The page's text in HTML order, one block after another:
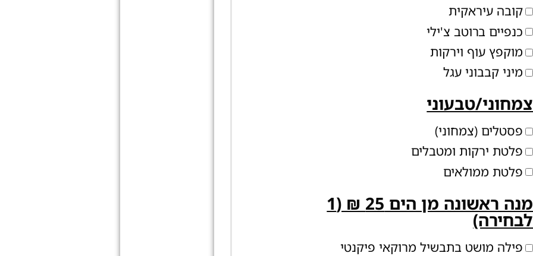
קובה עיראקית
כנפיים ברוטב צ'ילי
מוקפץ עוף וירקות
מיני קבבוני עגל
צמחוני/טבעוני
פסטלים (צמחוני)
פלטת ירקות ומטבלים
פלטת ממולאים
מנה ראשונה מן הים 25 ₪ (1
לבחירה)
פילה מושט בתבשיל מרוקאי פיקנטי